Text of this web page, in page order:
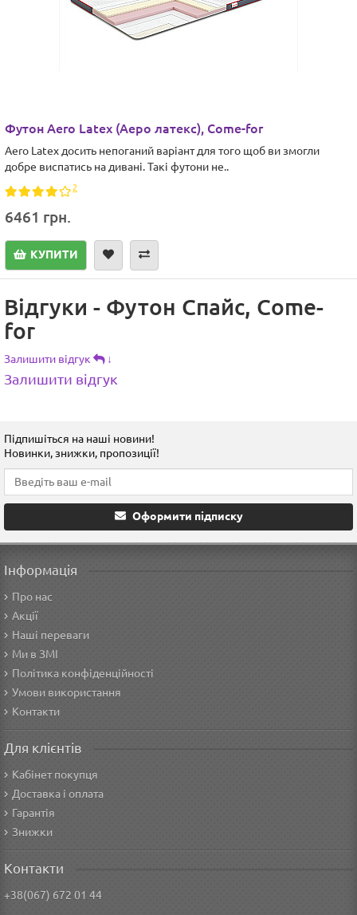
Футон Aero Latex (Аеро латекс), Come-for
Aero Latex досить непоганий варіант для того щоб ви змогли
добре виспатись на дивані. Такі футони не..
2
6461 грн.
КУПИТИ
Відгуки - Футон Спайс, Сome-
for
Залишити відгук ↓
Залишити відгук
Підпишіться на наші новини!
Новинки, знижки, пропозиції!
Оформити підписку
Інформація
Про нас
Акції
Наші переваги
Ми в ЗМІ
Політика конфіденційності
Умови використання
Контакти
Для клієнтів
Кабінет покупця
Доставка і оплата
Гарантія
Знижки
Контакти
+38(067) 672 01 44